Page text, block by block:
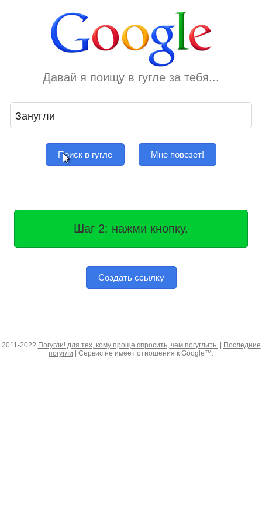
Давай я поищу в гугле за тебя...
Поиск в гугле Мне повезет!
Шаг 2: нажми кнопку.
Создать ссылку
2011-2022 Погугли! для тех, кому проще спросить, чем погуглить.|
Последние
погугли | Сервис не имеет отношения к Google™.